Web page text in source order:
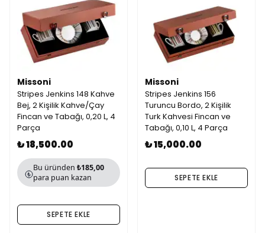
Missoni
Stripes Jenkins 148 Kahve
Bej, 2 Kişilik Kahve/Çay
Fincan ve Tabağı, 0,20 L, 4
Parça
₺ 18,500.00
Bu üründen ₺185,00
para puan kazan
SEPETE EKLE
Missoni
Stripes Jenkins 156
Turuncu Bordo, 2 Kişilik
Turk Kahvesi Fincan ve
Tabağı, 0,10 L, 4 Parça
₺ 15,000.00
SEPETE EKLE